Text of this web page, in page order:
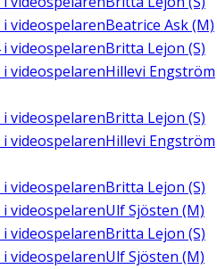
i videospelarenBeatrice Ask (M)
i videospelarenBritta Lejon (S)
i videospelarenHillevi Engström
i videospelarenBritta Lejon (S)
i videospelarenHillevi Engström
i videospelarenBritta Lejon (S)
i videospelarenUlf Sjösten (M)
i videospelarenBritta Lejon (S)
i videospelarenUlf Sjösten (M)